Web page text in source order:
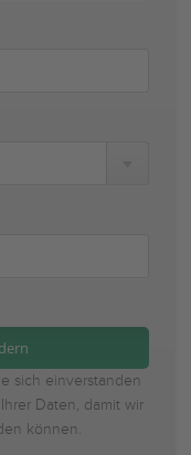
sich einverstanden
Daten, damit wir
können.